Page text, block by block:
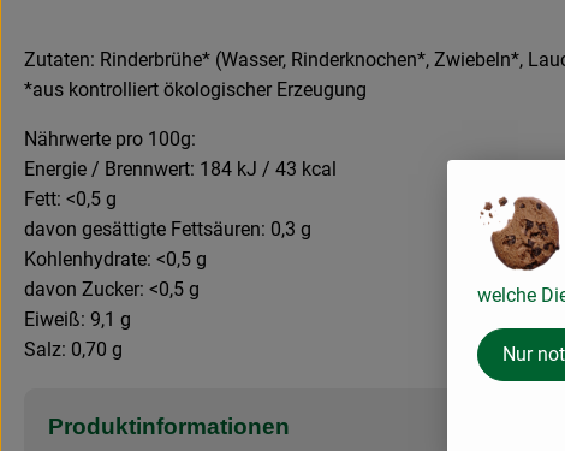
Zutaten: Rinderbrühe* (Wasser, Rinderknochen*, Zwiebeln*,
*aus kontrolliert ökologischer Erzeugung
Nährwerte pro 100g:
Energie / Brennwert: 184 kJ / 43 kcal
Fett: <0,5 g
davon gesättigte Fettsäuren: 0,3 g
Kohlenhydrate: <0,5 g
davon Zucker: <0,5 g
Eiweiß: 9,1 g
Salz: 0,70 g
Produktinformationen
welche
Nur